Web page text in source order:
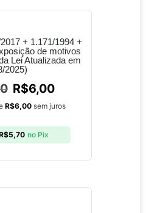
+ 1.171/1994 +
de motivos
Lei Atualizada em
2025)
R$6,00
R$6,00 sem juros
5,70 no Pix